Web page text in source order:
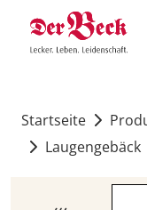
Startseite
Laugengebäck